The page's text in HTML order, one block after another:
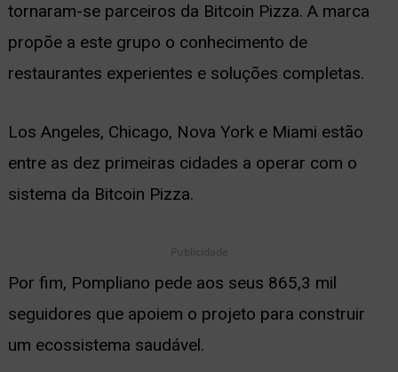
tornaram-se parceiros da Bitcoin Pizza. A marca
propõe a este grupo o conhecimento de
restaurantes experientes e soluções completas.
Los Angeles, Chicago, Nova York e Miami estão
entre as dez primeiras cidades a operar com o
sistema da Bitcoin Pizza.
Publicidade
Por fim, Pompliano pede aos seus 865,3 mil
seguidores que apoiem o projeto para construir
um ecossistema saudável.